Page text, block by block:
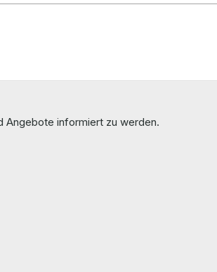
Angebote informiert zu werden.